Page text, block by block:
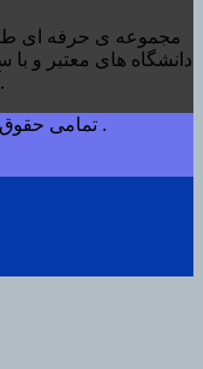
مجموعه ی حرفه ای
دانشگاه های معتبر و
آماده خدمت رسانی به شما عزیزان هستند.
تمامی حقوق سایت نزد پروژه معماری98 محفوظ است .